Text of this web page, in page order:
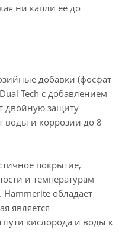
ни капли ее до
добавки (фосфат
Tech c добавлением
двойную защиту
воды и коррозии до 8
покрытие,
и температурам
обладает
является
кислорода и воды к